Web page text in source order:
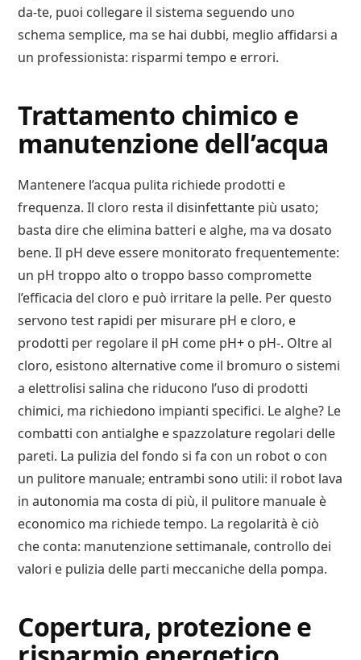
da-te, puoi collegare il sistema seguendo uno
schema semplice, ma se hai dubbi, meglio affidarsi a
un professionista: risparmi tempo e errori.
Trattamento chimico e
manutenzione dell’acqua
Mantenere l’acqua pulita richiede prodotti e
frequenza. Il cloro resta il disinfettante più usato;
basta dire che elimina batteri e alghe, ma va dosato
bene. Il pH deve essere monitorato frequentemente:
un pH troppo alto o troppo basso compromette
l’efficacia del cloro e può irritare la pelle. Per questo
servono test rapidi per misurare pH e cloro, e
prodotti per regolare il pH come pH+ o pH-. Oltre al
cloro, esistono alternative come il bromuro o sistemi
a elettrolisi salina che riducono l’uso di prodotti
chimici, ma richiedono impianti specifici. Le alghe? Le
combatti con antialghe e spazzolature regolari delle
pareti. La pulizia del fondo si fa con un robot o con
un pulitore manuale; entrambi sono utili: il robot lava
in autonomia ma costa di più, il pulitore manuale è
economico ma richiede tempo. La regolarità è ciò
che conta: manutenzione settimanale, controllo dei
valori e pulizia delle parti meccaniche della pompa.
Copertura, protezione e